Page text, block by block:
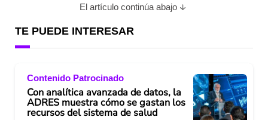
El artículo continúa abajo
TE PUEDE INTERESAR
Contenido Patrocinado
Con analítica avanzada de datos, la
ADRES muestra cómo se gastan los
recursos del sistema de salud